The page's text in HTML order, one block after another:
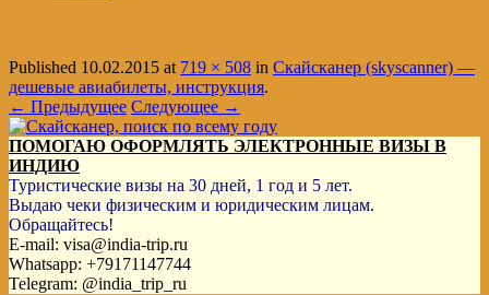
Published 10.02.2015 at 719 × 508 in Скайсканер (skyscanner) —
дешевые авиабилеты, инструкция.
← Предыдущее Следующее →
ПОМОГАЮ ОФОРМЛЯТЬ ЭЛЕКТРОННЫЕ ВИЗЫ В
ИНДИЮ
Туристические визы на 30 дней, 1 год и 5 лет.
Выдаю чеки физическим и юридическим лицам.
Обращайтесь!
E-mail: visa@india-trip.ru
Whatsapp: +79171147744
Telegram: @india_trip_ru